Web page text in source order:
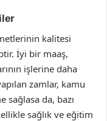
kalitesi
İyi bir maaş,
işlerine daha
zamlar, kamu
sağlasa da, bazı
sağlık ve eğitim